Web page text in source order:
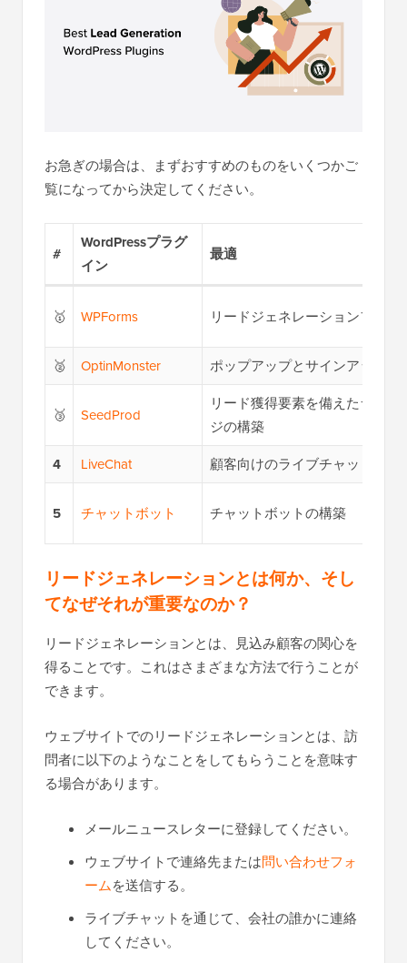
お急ぎの場合は、まずおすすめのものをいくつかご
覧になってから決定してください。
#
WordPressプラグ
イン
最適
🥇 WPForms リードジェネレーションフォー
🥈 OptinMonster ポップアップとサインアップフ
🥉 SeedProd
リード獲得要素を備えたランデ
ジの構築
4
LiveChat 顧客向けのライブチャットサポ
5 チャットボット チャットボットの構築
リードジェネレーションとは何か、そし
てなぜそれが重要なのか？
リードジェネレーションとは、見込み顧客の関心を
得ることです。これはさまざまな方法で行うことが
できます。
ウェブサイトでのリードジェネレーションとは、訪
問者に以下のようなことをしてもらうことを意味す
る場合があります。
メールニュースレターに登録してください。
ウェブサイトで連絡先または問い合わせフォ
ームを送信する。
ライブチャットを通じて、会社の誰かに連絡
してください。